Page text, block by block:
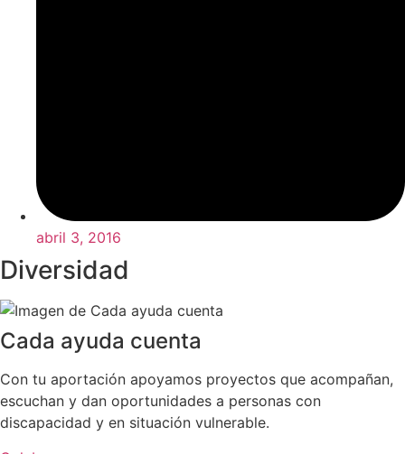
abril 3, 2016
Diversidad
Cada ayuda cuenta
Con tu aportación apoyamos proyectos que acompañan,
escuchan y dan oportunidades a personas con
discapacidad y en situación vulnerable.